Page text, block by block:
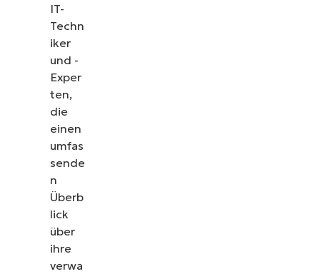
IT-
Techn
iker
und -
Exper
ten,
die
einen
umfas
sende
n
Überb
lick
über
ihre
verwa